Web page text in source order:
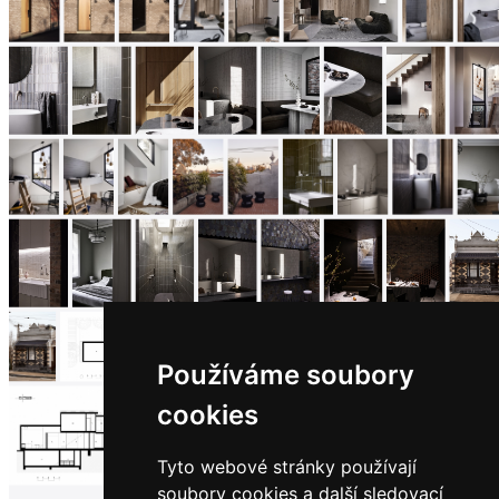
Používáme soubory
cookies
Tyto webové stránky používají
soubory cookies a další sledovací